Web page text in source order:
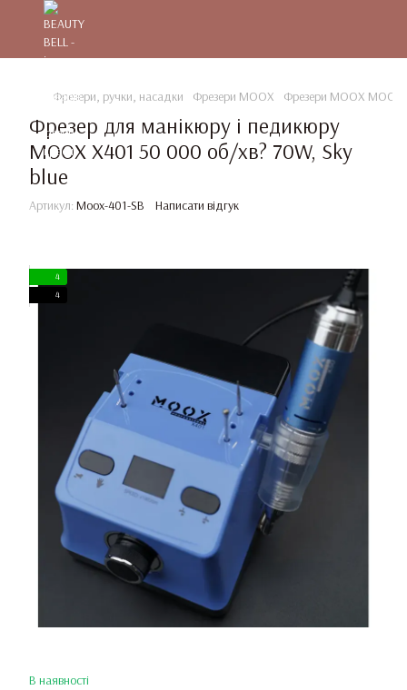
Фрезери, ручки, насадки Фрезери MOOX Фрезери MOOX MOOX
Фрезер для манікюру і педикюру
MOOX X401 50 000 об/хв? 70W, Sky
blue
Артикул: Moox-401-SB Написати відгук
4
4
В наявності